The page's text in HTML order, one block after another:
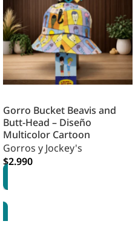
Gorro Bucket Beavis and
Butt-Head – Diseño
Multicolor Cartoon
Gorros y Jockey's
$2.990